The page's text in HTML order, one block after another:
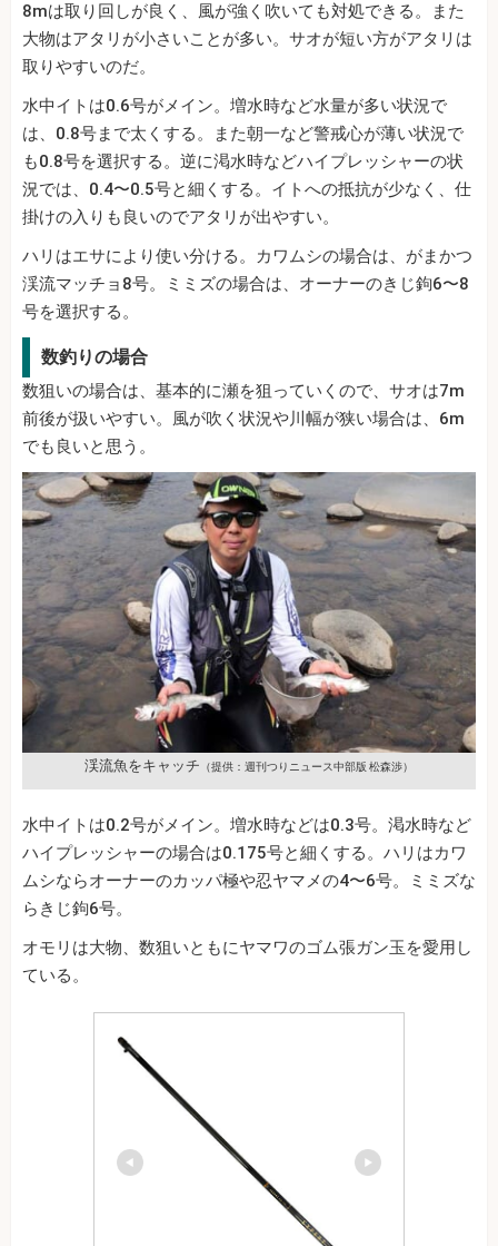
8mは取り回しが良く、風が強く吹いても対処できる。また
大物はアタリが小さいことが多い。サオが短い方がアタリは
取りやすいのだ。
水中イトは0.6号がメイン。増水時など水量が多い状況で
は、0.8号まで太くする。また朝一など警戒心が薄い状況で
も0.8号を選択する。逆に渇水時などハイプレッシャーの状
況では、0.4〜0.5号と細くする。イトへの抵抗が少なく、仕
掛けの入りも良いのでアタリが出やすい。
ハリはエサにより使い分ける。カワムシの場合は、がまかつ
渓流マッチョ8号。ミミズの場合は、オーナーのきじ鉤6〜8
号を選択する。
数釣りの場合
数狙いの場合は、基本的に瀬を狙っていくので、サオは7m
前後が扱いやすい。風が吹く状況や川幅が狭い場合は、6m
でも良いと思う。
渓流魚をキャッチ （提供：週刊つりニュース中部版 松森渉）
水中イトは0.2号がメイン。増水時などは0.3号。渇水時など
ハイプレッシャーの場合は0.175号と細くする。ハリはカワ
ムシならオーナーのカッパ極や忍ヤマメの4〜6号。ミミズな
らきじ鉤6号。
オモリは大物、数狙いともにヤマワのゴム張ガン玉を愛用し
ている。